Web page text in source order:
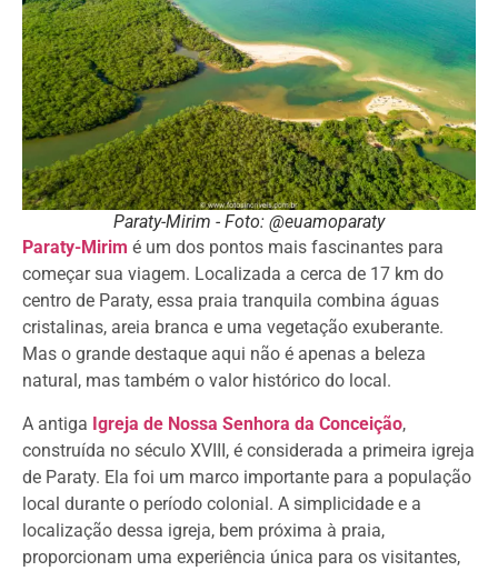
Paraty-Mirim - Foto: @euamoparaty
Paraty-Mirim é um dos pontos mais fascinantes para
começar sua viagem. Localizada a cerca de 17 km do
centro de Paraty, essa praia tranquila combina águas
cristalinas, areia branca e uma vegetação exuberante.
Mas o grande destaque aqui não é apenas a beleza
natural, mas também o valor histórico do local.
A antiga Igreja de Nossa Senhora da Conceição,
construída no século XVIII, é considerada a primeira igreja
de Paraty. Ela foi um marco importante para a população
local durante o período colonial. A simplicidade e a
localização dessa igreja, bem próxima à praia,
proporcionam uma experiência única para os visitantes,